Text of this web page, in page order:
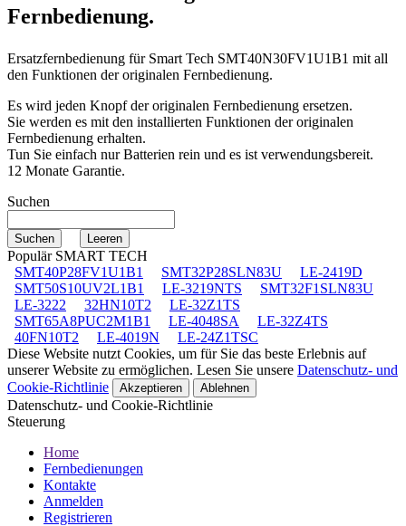
Fernbedienung.
Ersatzfernbedienung fürSmart Tech SMT40N30FV1U1B1 mit all
den Funktionen der originalen Fernbedienung.
Es wird jeden Knopf der originalen Fernbedienung ersetzen.
Sie werden es mit den installierten Funktionen der originalen
Fernbedienung erhalten.
Tun Sie einfach nur Batterien rein und es ist verwendungsbereit.
12 Monate Garantie.
Suchen
Populär SMART TECH
SMT40P28FV1U1B1
SMT32P28SLN83U
LE-2419D
SMT50S10UV2L1B1
LE-3219NTS
SMT32F1SLN83U
LE-3222
32HN10T2
LE-32Z1TS
SMT65A8PUC2M1B1
LE-4048SA
LE-32Z4TS
40FN10T2
LE-4019N
LE-24Z1TSC
Diese Website nutzt Cookies, um für Sie das beste Erlebnis auf
unserer Website zu ermöglichen. Lesen Sie unsere Datenschutz- und
Cookie-Richtlinie
Akzeptieren Ablehnen
Datenschutz- und Cookie-Richtlinie
Steuerung
Home
Fernbedienungen
Kontakte
Anmelden
Registrieren